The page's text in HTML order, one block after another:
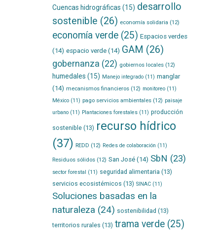
Cuencas hidrográficas (15) desarrollo
sostenible (26) economía solidaria (12)
economía verde(25) Espacios verdes
(14) espacio verde(14) GAM (26)
gobernanza (22) gobiernos locales(12)
humedales (15) Manejo integrado(11) manglar
(14) mecanismos financieros(12) monitoreo(11)
México(11) pago servicios ambientales(12) paisaje
urbano(11) Plantaciones forestales(11) producción
sostenible(13) recurso hídrico
(37) REDD (12) Redes de colaboración (11)
Residuos sólidos(12) San José(14) SbN (23)
sector forestal (11) seguridad alimentaria (13)
servicios ecosistémicos (13) SINAC(11)
Soluciones basadas en la
naturaleza (24) sostenibilidad (13)
territorios rurales (13) trama verde(25)